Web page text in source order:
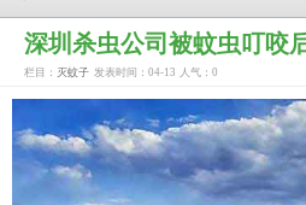
深圳杀虫公司被蚊虫叮咬
栏目： 灭蚊子 发表时间：04-13 人气： 0